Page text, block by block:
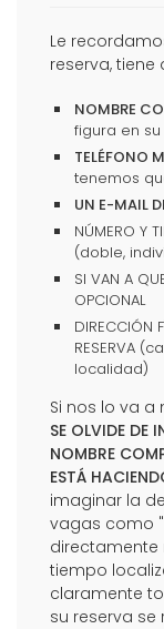
Le
reserva,
NOMBRE
figura en su
TELÉFONO
tenemos
UN E-MAIL
NÚMERO Y
(doble,
SI VAN A
OPCIONAL
DIRECCIÓN
RESERVA
localidad)
Si nos lo va
SE OLVIDE DE
NOMBRE
ESTÁ
imaginar la
vagas como
directamente
tiempo
claramente
su reserva